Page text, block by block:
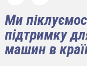
Ми
підтримку
машин в